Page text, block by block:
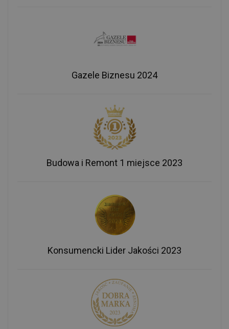
Gazele Biznesu 2024
Budowa i Remont 1 miejsce 2023
Konsumencki Lider Jakości 2023